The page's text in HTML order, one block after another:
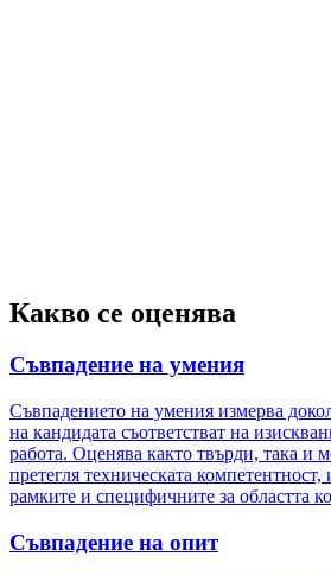
Какво се оценява
Съвпадение на умения
Съвпадението на умения измерва
на кандидата съответстват на
работа. Оценява както твърди, така и
претегля техническата
рамките и специфичните за областта
Съвпадение на опит